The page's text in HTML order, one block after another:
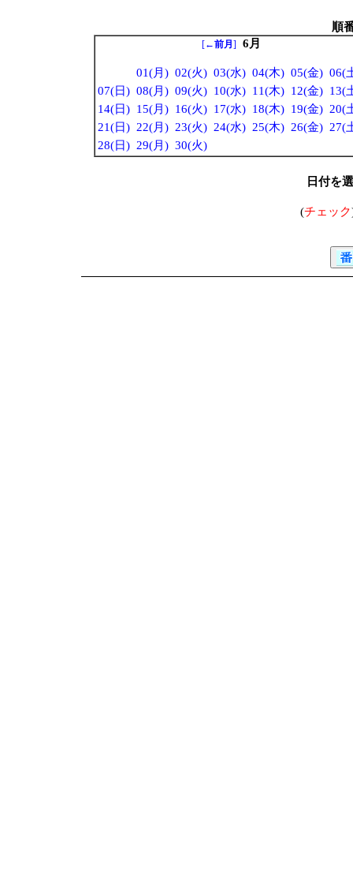
順
[←前月 ] 6月
01(月) 02(火) 03(水) 04(木) 05(金) 06(
07(日) 08(月) 09(火) 10(水) 11(木) 12(金) 13(
14(日) 15(月) 16(火) 17(水) 18(木) 19(金) 20(
21(日) 22(月) 23(火) 24(水) 25(木) 26(金) 27(
28(日) 29(月) 30(火)
日付を
(チェック